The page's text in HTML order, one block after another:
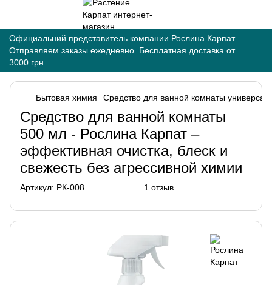
Официальний представитель компании Рослина Карпат.
Отправляем заказы ежедневно. Бесплатная доставка от
3000 грн.
Бытовая химия Средство для ванной комнаты
Средство для ванной комнаты
500 мл - Рослина Карпат –
эффективная очистка, блеск и
свежесть без агрессивной химии
Артикул: РК-008 1 отзыв